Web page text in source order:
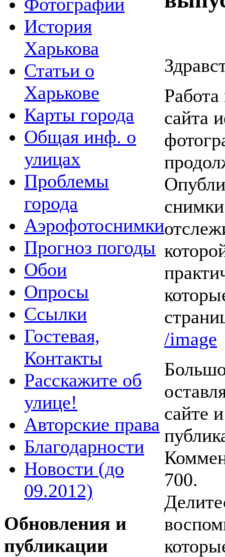
История
Харькова
Статьи о
Харькове
Карты города
Общая инф. о
улицах
Проблемы
города
Аэрофотоснимки
Прогноз погоды
Обои
Опросы
Ссылки
Гостевая,
Контакты
Расскажите об
улице!
Авторские права
Благодарности
Новости (до
09.2012)
Обновления и
публикации
сайта
/image
сайте
700.